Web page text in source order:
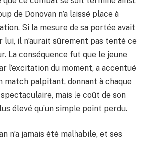
de Donovan n’a laissé place à
Si la mesure de sa portée avait
lui, il n’aurait sûrement pas tenté ce
La conséquence fut que le jeune
l’excitation du moment, a accentué
match palpitant, donnant à chaque
mais le coût de son
élevé qu’un simple point perdu.
n’a jamais été malhabile, et ses